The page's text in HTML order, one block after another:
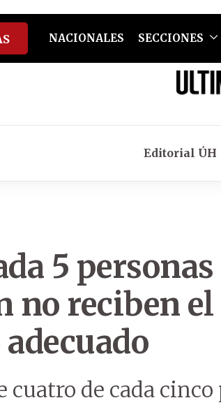
NACIONALES SECCIONES
Editorial ÚH
5
no reciben el
de cada cinco